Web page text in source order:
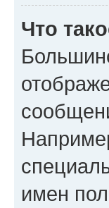
Что
имен